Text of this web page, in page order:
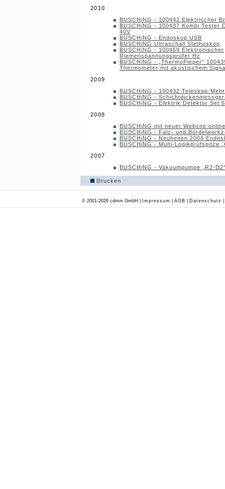
2010
BUSCHiNG - 100442 Elektrischer
BUSCHiNG - 100437 Kombi Tester
40V
BUSCHiNG - Endoskop USB
BUSCHiNG Ultraschall Stethoskop
BUSCHiNG - 100459 Elektronischer
Riemenspannungsprüfer Hz
BUSCHiNG - „ThermoPieper“
Thermometer mit akustischem
2009
BUSCHiNG - 100432 Teleskop-
BUSCHiNG -
BUSCHiNG - Elektrik Detektor Set
2008
BUSCHiNG mit neuer Website
BUSCHiNG - Falz- und
BUSCHiNG - Neuheiten 2008
BUSCHiNG - Multi-Logikprüfspitze
2007
BUSCHiNG - Vakuumpumpe „R2-
Drucken
© 2001-2026 cdmm GmbH | Impressum AGB Datenschutz